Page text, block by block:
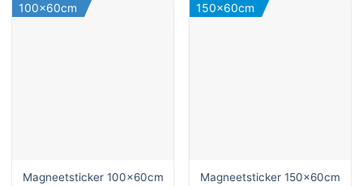
100x60cm
Magneetsticker 100x60cm
150x60cm
Magneetsticker 150x60cm